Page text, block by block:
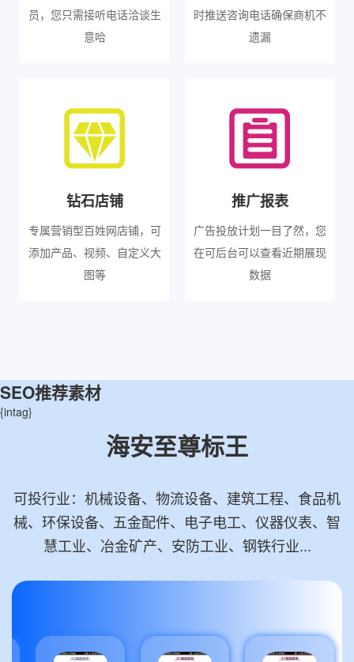
员，您只需接听电话洽谈生
意哈
时推送咨询电话确保商机不
遗漏
钻石店铺
专属营销型百姓网店铺，可
添加产品、视频、自定义大
图等
推广报表
广告投放计划一目了然，您
在可后台可以查看近期展现
数据
SEO推荐素材
{intag}
海安至尊标王
可投行业：机械设备、物流设备、建筑工程、食品机
械、环保设备、五金配件、电子电工、仪器仪表、智
慧工业、冶金矿产、安防工业、钢铁行业...